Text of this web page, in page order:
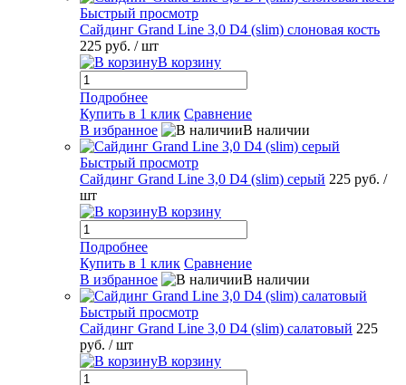
Быстрый просмотр
Сайдинг Grand Line 3,0 D4 (slim) слоновая кость
225 руб. / шт
В корзину
Подробнее
Купить в 1 клик Сравнение
В избранное
В наличии
Быстрый просмотр
Сайдинг Grand Line 3,0 D4 (slim) серый 225 руб. /
шт
В корзину
Подробнее
Купить в 1 клик Сравнение
В избранное
В наличии
Быстрый просмотр
Сайдинг Grand Line 3,0 D4 (slim) салатовый 225
руб. / шт
В корзину